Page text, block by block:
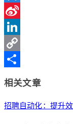
Qzone
Sina
Weibo
LinkedIn
Copy
相关文章
招聘自动化：提升